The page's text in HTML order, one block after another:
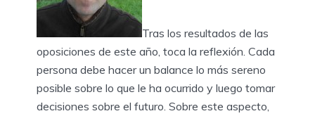
Tras los resultados de las
oposiciones de este año, toca la reflexión. Cada
persona debe hacer un balance lo más sereno
posible sobre lo que le ha ocurrido y luego tomar
decisiones sobre el futuro. Sobre este aspecto,